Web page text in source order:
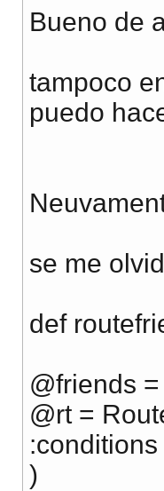
Bueno de
tampoco
puedo
se me
def
@friends
@rt =
)